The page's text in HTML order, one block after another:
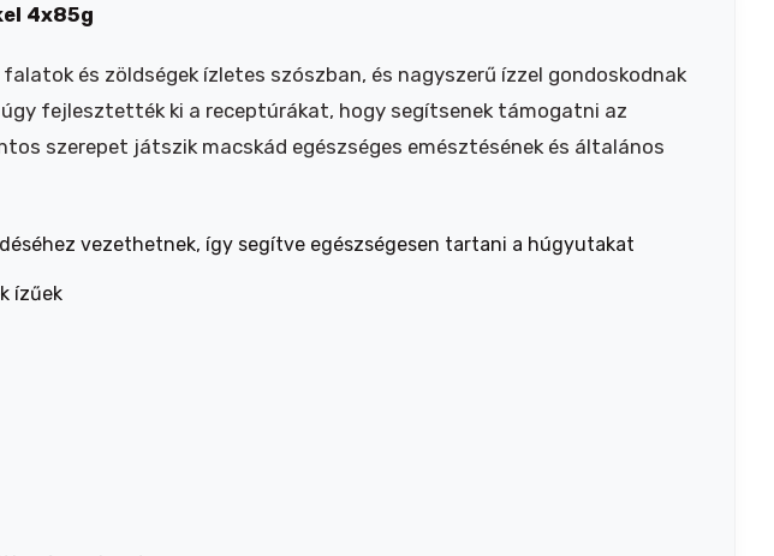
4x85g
és zöldségek ízletes szószban, és nagyszerű ízzel gondoskodnak
fejlesztették ki a receptúrákat, hogy segítsenek támogatni az
szerepet játszik macskád egészséges emésztésének és általános
vezethetnek, így segítve egészségesen tartani a húgyutakat
ízűek